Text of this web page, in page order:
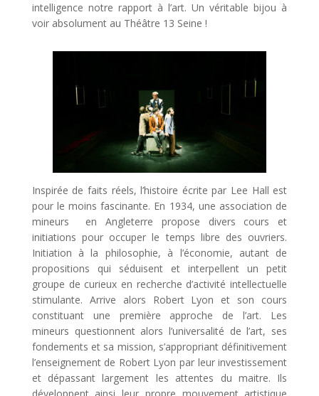
intelligence notre rapport à l’art. Un véritable bijou à
voir absolument au Théâtre 13 Seine !
Inspirée de faits réels, l’histoire écrite par Lee Hall est
pour le moins fascinante. En 1934, une association de
mineurs en Angleterre propose divers cours et
initiations pour occuper le temps libre des ouvriers.
Initiation à la philosophie, à l’économie, autant de
propositions qui séduisent et interpellent un petit
groupe de curieux en recherche d’activité intellectuelle
stimulante. Arrive alors Robert Lyon et son cours
constituant une première approche de l’art. Les
mineurs questionnent alors l’universalité de l’art, ses
fondements et sa mission, s’appropriant définitivement
l’enseignement de Robert Lyon par leur investissement
et dépassant largement les attentes du maitre. Ils
développent ainsi leur propre mouvement artistique